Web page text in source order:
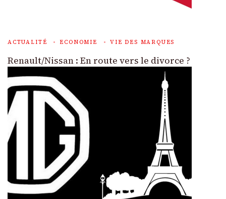
ACTUALITÉ ECONOMIE VIE DES MARQUES
Renault/Nissan : En route vers le divorce ?